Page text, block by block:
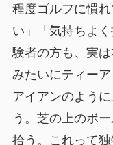
程度ゴルフに慣
い」「気持ちよ
験者の方も、実
みたいにティーア
アイアンのよう
う。芝の上のボ
拾う。これって独